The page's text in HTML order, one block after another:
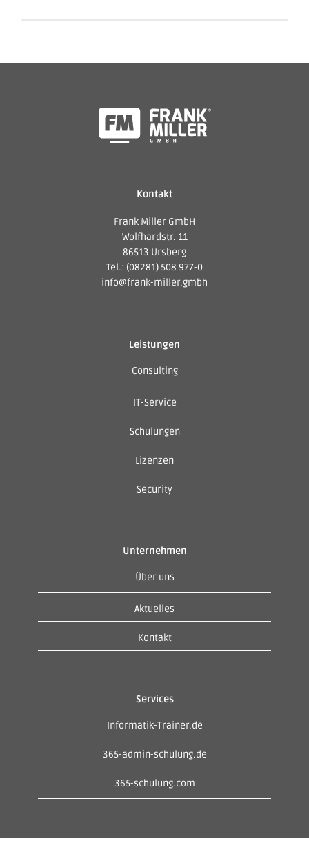
Kontakt
Frank Miller GmbH
Wolfhardstr. 11
86513 Ursberg
Tel.: (08281) 508 977-0
info@frank-miller.gmbh
Leistungen
Consulting
IT-Service
Schulungen
Lizenzen
Security
Unternehmen
Über uns
Aktuelles
Kontakt
Services
Informatik-Trainer.de
365-admin-schulung.de
365-schulung.com